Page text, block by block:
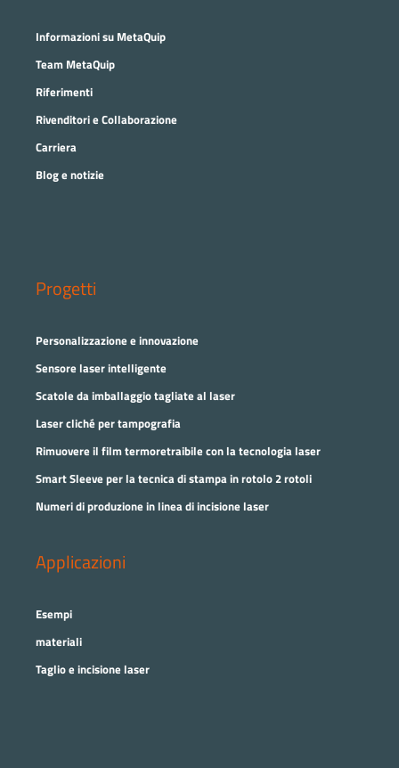
Informazioni su MetaQuip
Team MetaQuip
Riferimenti
Rivenditori e Collaborazione
Carriera
Blog e notizie
Progetti
Personalizzazione e innovazione
Sensore laser intelligente
Scatole da imballaggio tagliate al laser
Laser cliché per tampografia
Rimuovere il film termoretraibile con la tecnologia laser
Smart Sleeve per la tecnica di stampa in rotolo 2 rotoli
Numeri di produzione in linea di incisione laser
Applicazioni
Esempi
materiali
Taglio e incisione laser